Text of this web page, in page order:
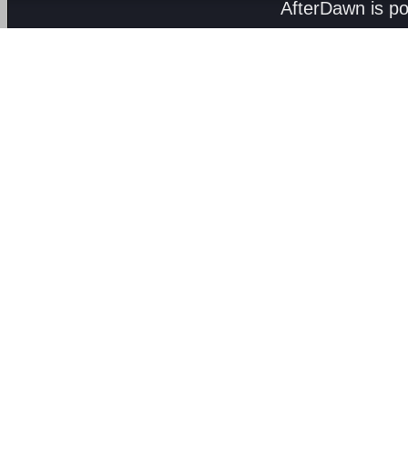
AfterDawn is